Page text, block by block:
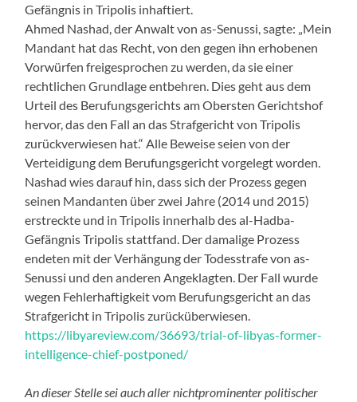
Gefängnis in Tripolis inhaftiert.
Ahmed Nashad, der Anwalt von as-Senussi, sagte: „Mein
Mandant hat das Recht, von den gegen ihn erhobenen
Vorwürfen freigesprochen zu werden, da sie einer
rechtlichen Grundlage entbehren. Dies geht aus dem
Urteil des Berufungsgerichts am Obersten Gerichtshof
hervor, das den Fall an das Strafgericht von Tripolis
zurückverwiesen hat.“ Alle Beweise seien von der
Verteidigung dem Berufungsgericht vorgelegt worden.
Nashad wies darauf hin, dass sich der Prozess gegen
seinen Mandanten über zwei Jahre (2014 und 2015)
erstreckte und in Tripolis innerhalb des al-Hadba-
Gefängnis Tripolis stattfand. Der damalige Prozess
endeten mit der Verhängung der Todesstrafe von as-
Senussi und den anderen Angeklagten. Der Fall wurde
wegen Fehlerhaftigkeit vom Berufungsgericht an das
Strafgericht in Tripolis zurücküberwiesen.
https://libyareview.com/36693/trial-of-libyas-former-
intelligence-chief-postponed/
An dieser Stelle sei auch aller nichtprominenter politischer